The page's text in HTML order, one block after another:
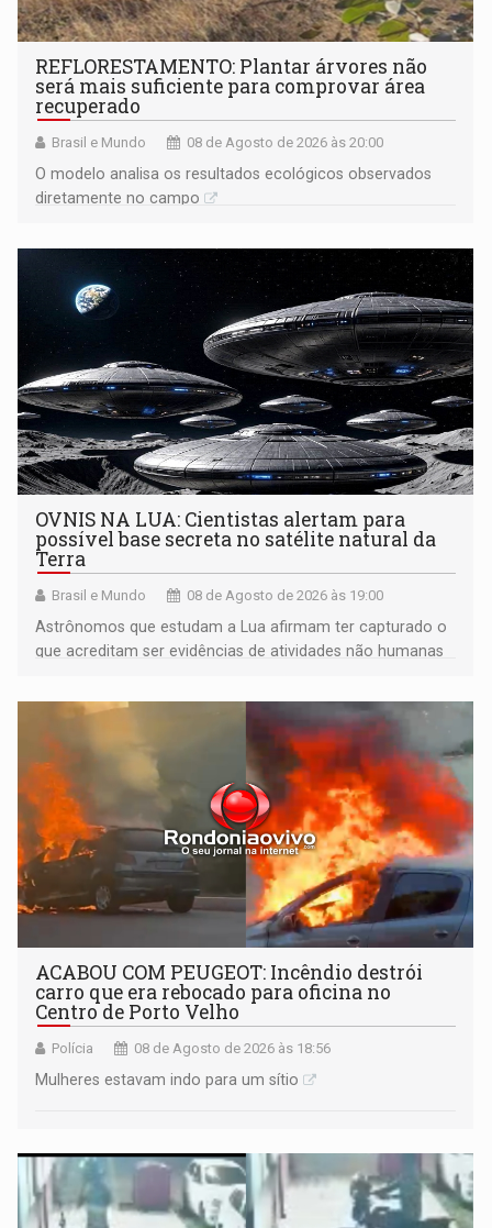
REFLORESTAMENTO: Plantar árvores não
será mais suficiente para comprovar área
recuperado
Brasil e Mundo 08 de Agosto de 2026 às 20:00
O modelo analisa os resultados ecológicos observados
diretamente no campo
OVNIS NA LUA: Cientistas alertam para
possível base secreta no satélite natural da
Terra
Brasil e Mundo 08 de Agosto de 2026 às 19:00
Astrônomos que estudam a Lua afirmam ter capturado o
que acreditam ser evidências de atividades não humanas
órbita
ACABOU COM PEUGEOT: Incêndio destrói
carro que era rebocado para oficina no
Centro de Porto Velho
Polícia 08 de Agosto de 2026 às 18:56
Mulheres estavam indo para um sítio